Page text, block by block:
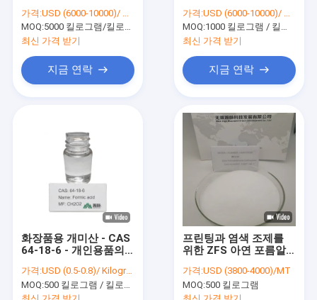
86-2 플라스틱
가격:USD (6000-10000)/ MT
MOQ:5000 킬로그램/킬로그램
최신 가격 받기
지금 연락
안전한 플라스틱 제조
가격:USD (6000-10000)/ MT
MOQ:1000 킬로그램 / 킬로그램
최신 가격 받기
지금 연락
화장품용 개미산 - CAS
64-18-6 - 개인용품의
가격:USD (0.5-0.8)/ Kilogram
MOQ:500 킬로그램 / 킬로그램
프린팅과 염색 조제를
위한 ZFS 아연 포름알
CAS 24887-06-7
가격:USD (3800-4000)/MT
MOQ:500 킬로그램